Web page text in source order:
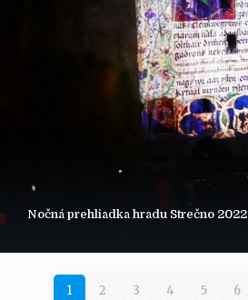
Nočná prehliadka hradu Strečno 2022
1 2 3 4 5 6